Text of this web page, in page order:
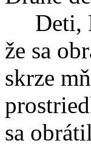
Deti,
že sa
skrze
sa